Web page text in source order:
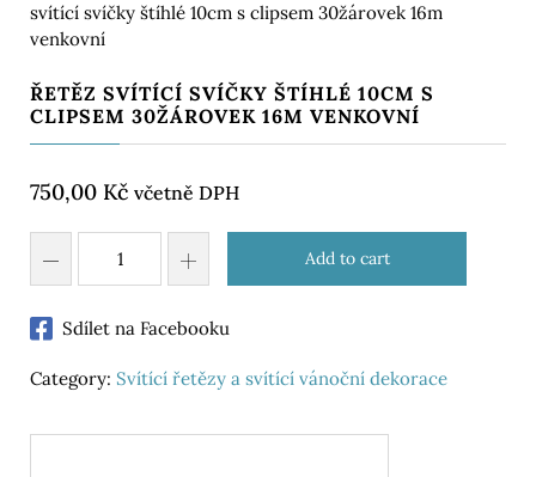
svítící svíčky štíhlé 10cm s clipsem 30žárovek 16m
venkovní
ŘETĚZ SVÍTÍCÍ SVÍČKY ŠTÍHLÉ 10CM S
CLIPSEM 30ŽÁROVEK 16M VENKOVNÍ
750,00 Kč včetně DPH
Add to cart
Sdílet na Facebooku
Category: Svítící řetězy a svítící vánoční dekorace